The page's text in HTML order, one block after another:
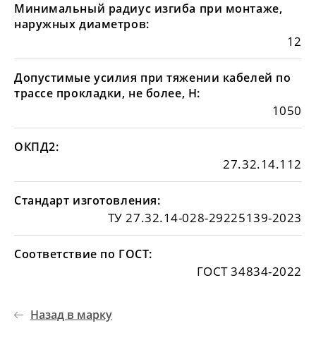
Минимальный радиус изгиба при монтаже,
наружных диаметров:
12
Допустимые усилия при тяжении кабелей по
трассе прокладки, не более, Н:
1050
ОКПД2:
27.32.14.112
Стандарт изготовления:
ТУ 27.32.14-028-29225139-2023
Соответствие по ГОСТ:
ГОСТ 34834-2022
Назад в марку